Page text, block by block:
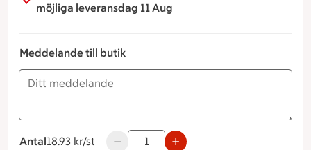
möjliga leveransdag 11 Aug
Meddelande till butik
Antal
18.93 kronor styck
18.93 kr/st Använd knapparna för att minska eller